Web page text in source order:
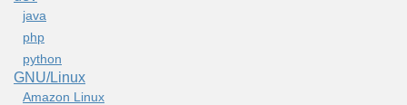
java
php
python
GNU/Linux
Amazon Linux